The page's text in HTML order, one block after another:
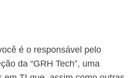
é o responsável pelo
da “GRH Tech”, uma